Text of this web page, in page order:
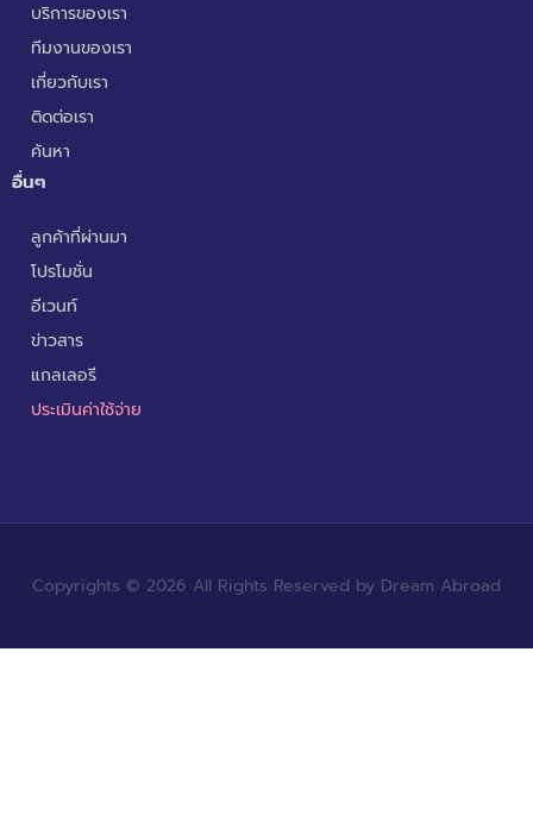
บริการของเรา
ทีมงานของเรา
เกี่ยวกับเรา
ติดต่อเรา
ค้นหา
อื่นๆ
ลูกค้าที่ผ่านมา
โปรโมชั่น
อีเวนท์
ข่าวสาร
แกลเลอรี
ประเมินค่าใช้จ่าย
Copyrights © 2026 All Rights Reserved by Dream Abroad